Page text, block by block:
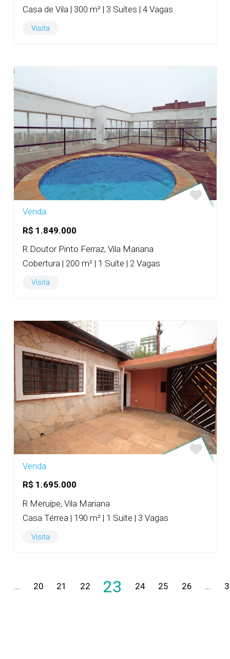
Casa de Vila | 300 m² | 3 Suítes | 4 Vagas
Visita
Venda
R$ 1.849.000
R Doutor Pinto Ferraz, Vila Mariana
Cobertura | 200 m² | 1 Suíte | 2 Vagas
Visita
Venda
R$ 1.695.000
R Meruípe, Vila Mariana
Casa Térrea | 190 m² | 1 Suíte | 3 Vagas
Visita
... 20 21 22 23 24 25 26 ...